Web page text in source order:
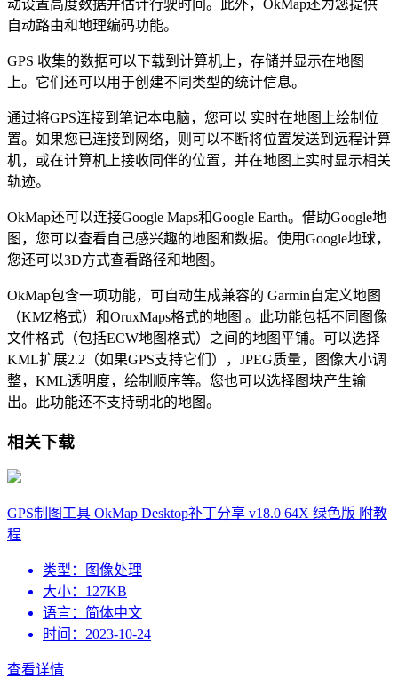
动设置高度数据并估计行驶时间。此外，OkMap还为您提供
自动路由和地理编码功能。
GPS 收集的数据可以下载到计算机上，存储并显示在地图
上。它们还可以用于创建不同类型的统计信息。
通过将GPS连接到笔记本电脑，您可以 实时在地图上绘制位
置。如果您已连接到网络，则可以不断将位置发送到远程计算
机，或在计算机上接收同伴的位置，并在地图上实时显示相关
轨迹。
OkMap还可以连接Google Maps和Google Earth。借助Google地
图，您可以查看自己感兴趣的地图和数据。使用Google地球，
您还可以3D方式查看路径和地图。
OkMap包含一项功能，可自动生成兼容的 Garmin自定义地图
（KMZ格式）和OruxMaps格式的地图 。此功能包括不同图像
文件格式（包括ECW地图格式）之间的地图平铺。可以选择
KML扩展2.2（如果GPS支持它们），JPEG质量，图像大小调
整，KML透明度，绘制顺序等。您也可以选择图块产生输
出。此功能还不支持朝北的地图。
相关下载
GPS制图工具 OkMap Desktop补丁分享 v18.0 64X 绿色版 附教
程
类型：
图像处理
大小： 127KB
语言： 简体中文
时间： 2023-10-24
查看详情